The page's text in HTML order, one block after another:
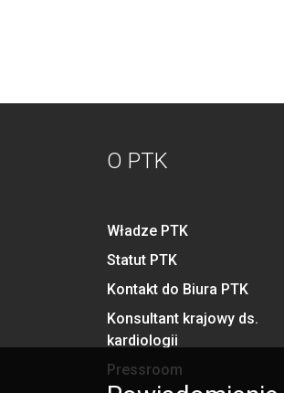
O PTK
Władze PTK
Statut PTK
Kontakt do Biura PTK
Konsultant krajowy ds.
kardiologii
Pressroom